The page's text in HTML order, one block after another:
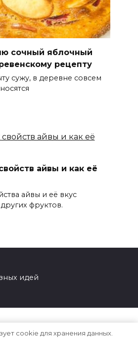
сочный яблочный
рецепту
сужу, в деревне совсем
айвы и как её
айвы и её вкус
фруктов.
идей
cookie для хранения данных.